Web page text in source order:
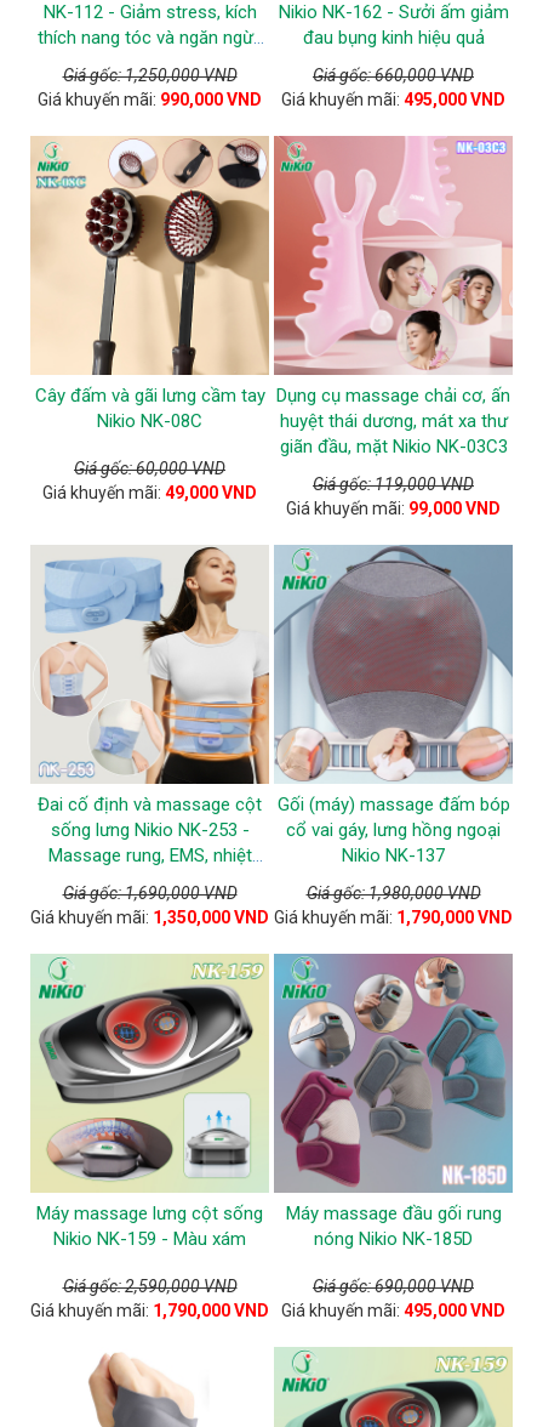
NK-112 - Giảm stress, kích
thích nang tóc và ngăn ngừa
tóc gãy rụng
Giá gốc: 1,250,000 VND
Giá khuyến mãi: 990,000 VND
Nikio NK-162 - Sưởi ấm giảm
đau bụng kinh hiệu quả
Giá gốc: 660,000 VND
Giá khuyến mãi: 495,000 VND
Cây đấm và gãi lưng cầm tay
Nikio NK-08C
Giá gốc: 60,000 VND
Giá khuyến mãi: 49,000 VND
Dụng cụ massage chải cơ, ấn
huyệt thái dương, mát xa thư
giãn đầu, mặt Nikio NK-03C3
Giá gốc: 119,000 VND
Giá khuyến mãi: 99,000 VND
Đai cố định và massage cột
sống lưng Nikio NK-253 -
Massage rung, EMS, nhiệt
nóng
Giá gốc: 1,690,000 VND
Giá khuyến mãi: 1,350,000 VND
Gối (máy) massage đấm bóp
cổ vai gáy, lưng hồng ngoại
Nikio NK-137
Giá gốc: 1,980,000 VND
Giá khuyến mãi: 1,790,000 VND
Máy massage lưng cột sống
Nikio NK-159 - Màu xám
Giá gốc: 2,590,000 VND
Giá khuyến mãi: 1,790,000 VND
Máy massage đầu gối rung
nóng Nikio NK-185D
Giá gốc: 690,000 VND
Giá khuyến mãi: 495,000 VND